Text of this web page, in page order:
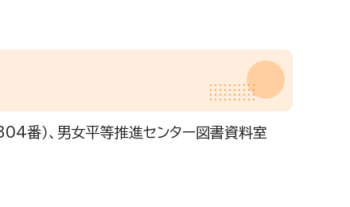
番）、男女平等推進センター図書資料室